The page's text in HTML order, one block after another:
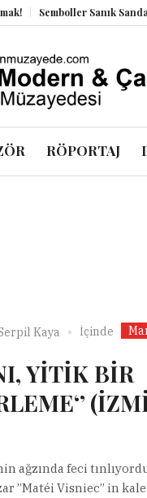
Semboller Sanık
RÖPORTAJ
Kaya İçinde
YİTİK BİR
ağzında feci
”Matéi Visniec” in